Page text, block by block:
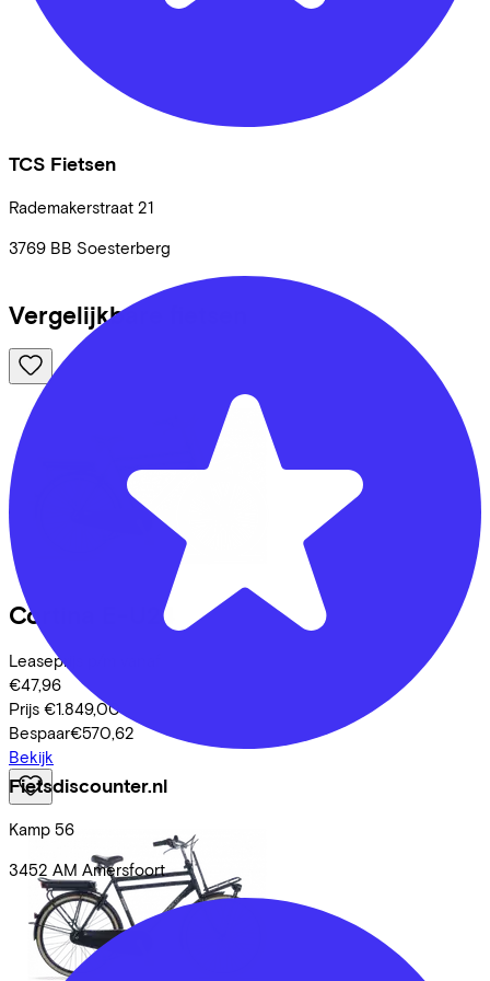
TCS Fietsen
Rademakerstraat 21
3769 BB Soesterberg
Fietsdiscounter.nl
Kamp 56
3452 AM Amersfoort
Vergelijkbare fietsen
Cortina E-U24
Leaseprijs p/m vanaf
€47,96
Prijs €1.849,00
Bespaar€570,62
Bekijk